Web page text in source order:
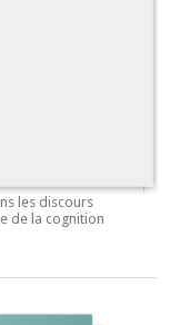
les discours
de la cognition